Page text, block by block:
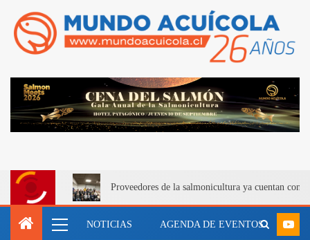
Proveedores de la salmonicultura ya cuentan con
NOTICIAS AGENDA DE EVENTOS